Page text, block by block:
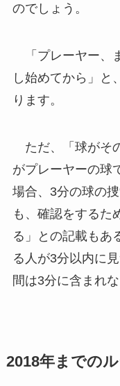
のでしょう。
「プレーヤー、
し始めてから​」と
ります。
ただ、「球がそ
がプレーヤーの球
場合、3分の球の
も、確認をするた
る」との記載もあ
る人が3分以内に
間は3分に含まれ
2018年までの